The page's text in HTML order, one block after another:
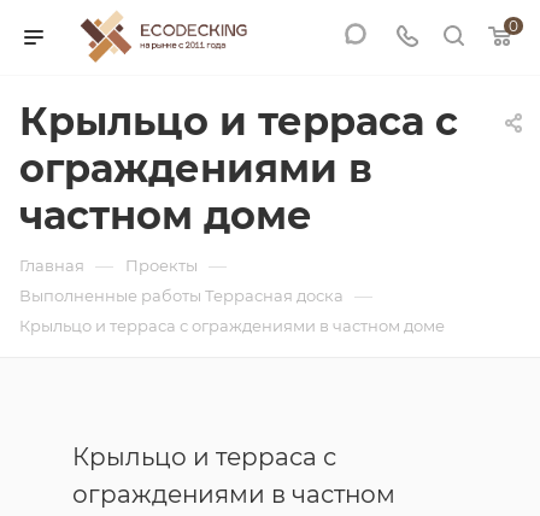
0
Крыльцо и терраса с
ограждениями в
частном доме
Главная — Проекты —
Выполненные работы Террасная доска —
Крыльцо и терраса с ограждениями в частном доме
Крыльцо и терраса с
ограждениями в частном